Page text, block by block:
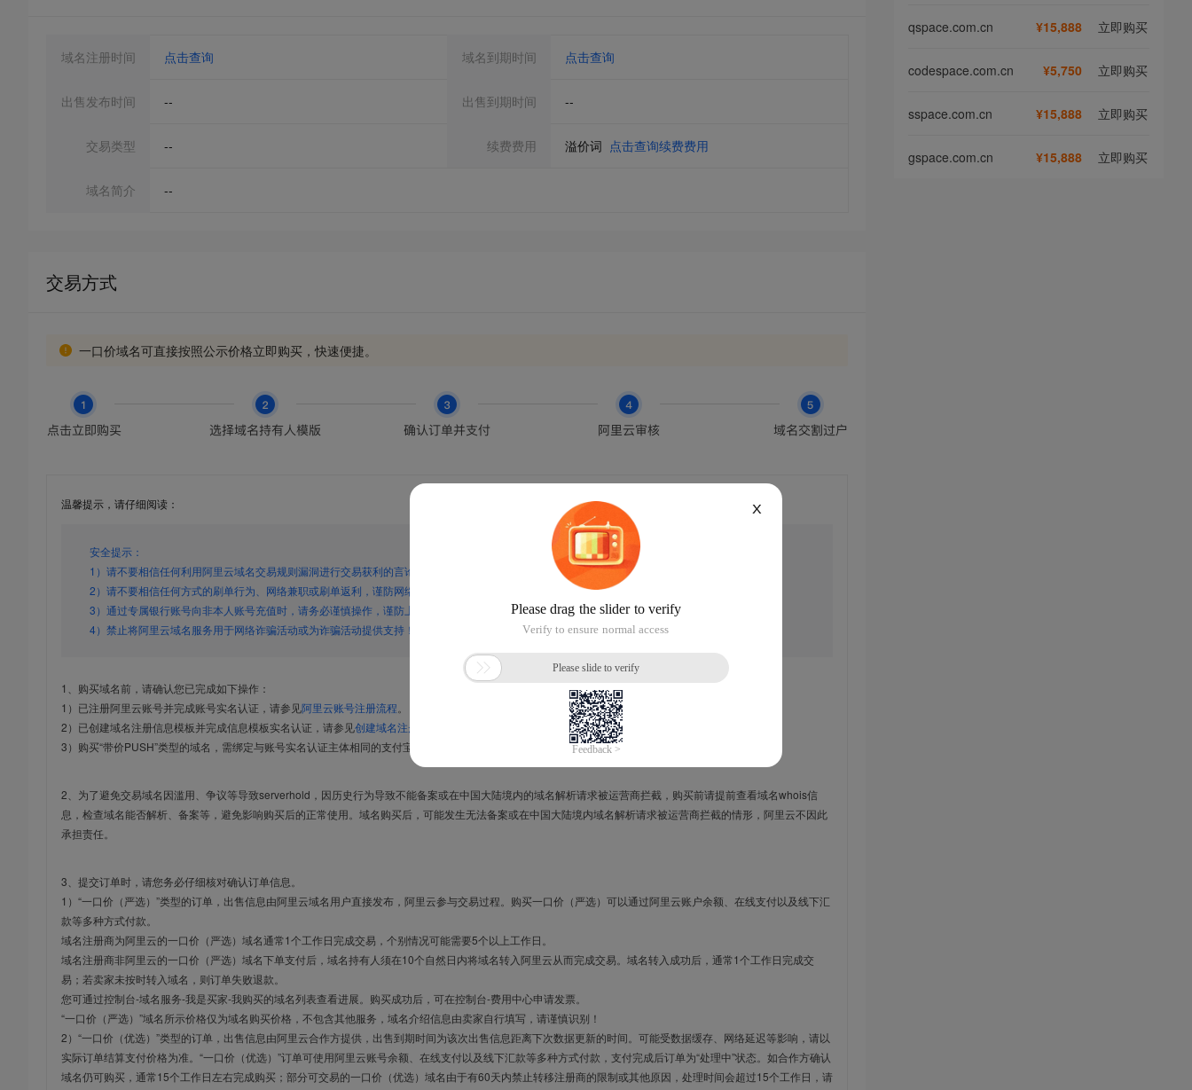
域名注册时间 点击查询 域名到期时间 点击查询
出售发布时间 -- 出售到期时间 --
交易类型 -- 续费费用 溢价词 点击查询续费费用
域名简介 --
交易方式
一口价域名可直接按照公示价格立即购买，快速便捷。
温馨提示，请仔细阅读：
安全提示：
1）请不要相信任何利用阿里云域名交易规则漏洞进行交易获利的言论，谨防上当受骗！
2）请不要相信任何方式的刷单行为、网络兼职或刷单返利，谨防网络诈骗！
3）通过专属银行账号向非本人账号充值时，请务必谨慎操作，谨防上当受骗！
4）禁止将阿里云域名服务用于网络诈骗活动或为诈骗活动提供支持！
1、购买域名前，请确认您已完成如下操作：
1）已注册阿里云账号并完成账号实名认证，请参见阿里云账号注册流程
2）已创建域名注册信息模板并完成信息模板实名认证，请参见创建域名注册信息模板
3）购买“带价PUSH”类型的域名，需绑定与账号实名认证主体相同的支付宝，进入
完成绑定。
2、为了避免交易域名因滥用、争议等导致serverhold，因历史行为导致不能备案或在中国大陆境内的域名解析请求被运营商拦截，购买前请提前查看域名whois信
息，检查域名能否解析、备案等，避免影响购买后的正常使用。域名购买后，可能发生无法备案或在中国大陆境内域名解析请求被运营商拦截的情形，阿里云不因此
承担责任。
3、提交订单时，请您务必仔细核对确认订单信息。
1）“一口价（严选）”类型的订单，出售信息由阿里云域名用户直接发布，阿里云参与交易过程。购买一口价（严选）可以通过阿里云账户余额、在线支付以及线下汇
款等多种方式付款。
域名注册商为阿里云的一口价（严选）域名通常1个工作日完成交易，个别情况可能需要5个以上工作日。
域名注册商非阿里云的一口价（严选）域名下单支付后，域名持有人须在10个自然日内将域名转入阿里云从而完成交易。域名转入成功后，通常1个工作日完成交
易；若卖家未按时转入域名，则订单失败退款。
您可通过控制台-域名服务-我是买家-我购买的域名列表查看进展。购买成功后，可在控制台-费用中心申请发票。
“一口价（严选）”域名所示价格仅为域名购买价格，不包含其他服务，域名介绍信息由卖家自行填写，请谨慎识别！
2）“一口价（优选）”类型的订单，出售信息由阿里云合作方提供，出售到期时间为该次出售信息距离下次数据更新的时间。可能受数据缓存、网络延迟等影响，请以
实际订单结算支付价格为准。“一口价（优选）”订单可使用阿里云账号余额、在线支付以及线下汇款等多种方式付款，支付完成后订单为“处理中”状态。如合作方确认
域名仍可购买，通常15个工作日左右完成购买；部分可交易的一口价（优选）域名由于有60天内禁止转移注册商的限制或其他原因，处理时间会超过15个工作日，请
qspace.com.cn ¥15,888 立即购买
codespace.com.cn ¥5,750 立即购买
sspace.com.cn ¥15,888 立即购买
gspace.com.cn ¥15,888 立即购买
X